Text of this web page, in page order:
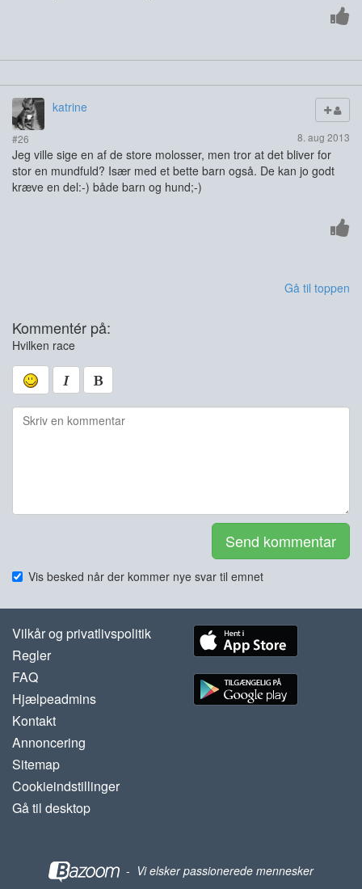
katrine
#26 8. aug 2013
Jeg ville sige en af de store molosser, men tror at det bliver for
stor en mundfuld? Især med et bette barn også. De kan jo godt
kræve en del:-) både barn og hund;-)
Gå til toppen
Kommentér på:
Hvilken race
Send kommentar
Vis besked når der kommer nye svar til emnet
Vilkår og privatlivspolitik
Regler
FAQ
Hjælpeadmins
Kontakt
Annoncering
Sitemap
Cookieindstillinger
Gå til desktop
- Vi elsker passionerede mennesker